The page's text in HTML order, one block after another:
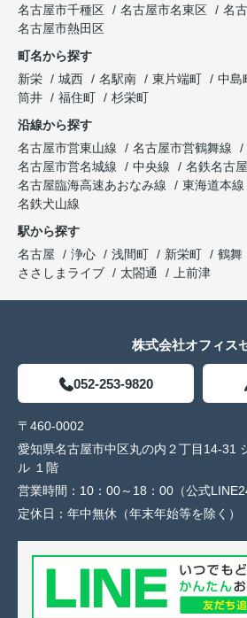
名古屋市千種区
名古屋市名東区
名
名古屋市熱田区
町名から探す
新栄
城西 名駅南 東片端町 中島
筒井
福住町
杉栄町
沿線から探す
名古屋市営東山線
名古屋市営鶴舞線
名古屋市営名城線
中央線
名鉄名古
名古屋臨海高速あおなみ線
東海道本線
名鉄犬山線
駅から探す
名古屋
浄心 浅間町 新栄町 鶴舞
ささしまライブ
太閤通 上前津
株式会社オフィス
052-253-9820
〒460-0002
愛知県名古屋市中区丸の内２丁目14-31
ル １階
営業時間： 10：00～18：00（公式
定休日： 年中無休（年末年始等を除く）